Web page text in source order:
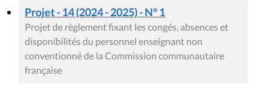
Projet - 14 (2024 - 2025) - N° 1
Projet de règlement fixant les congés, absences et
disponibilités du personnel enseignant non
conventionné de la Commission communautaire
française